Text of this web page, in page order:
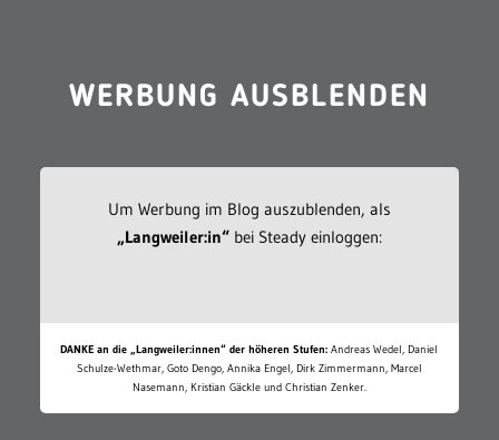
WERBUNG AUSBLENDEN
Um Werbung im Blog auszublenden, als
„Langweiler:in“bei Steady einloggen:
DANKE an die „Langweiler:innen“ der höheren Stufen: Andreas Wedel, Daniel
Schulze-Wethmar, Goto Dengo, Annika Engel, Dirk Zimmermann, Marcel
Nasemann, Kristian Gäckle und Christian Zenker.